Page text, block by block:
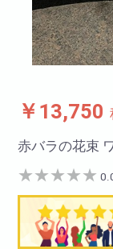
￥13,750
赤バラの花束
★★★★★